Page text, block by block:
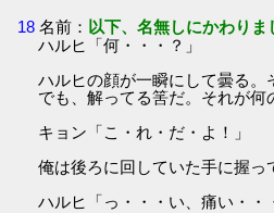
18 名前： 以下、名無しにかわりま
ハルヒ「何・・・？」
ハルヒの顔が一瞬にして曇る。
でも、解ってる筈だ。それが何
キョン「こ・れ・だ・よ！」
俺は後ろに回していた手に握っ
ハルヒ「っ・・・い、痛い・